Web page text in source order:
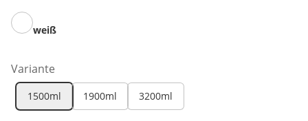
weiß
Variante
1500ml 1900ml 3200ml